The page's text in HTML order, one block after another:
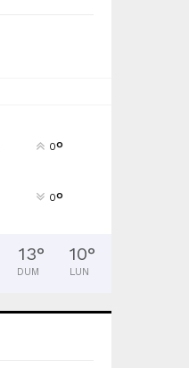
0°
0°
13°
DUM
10°
LUN